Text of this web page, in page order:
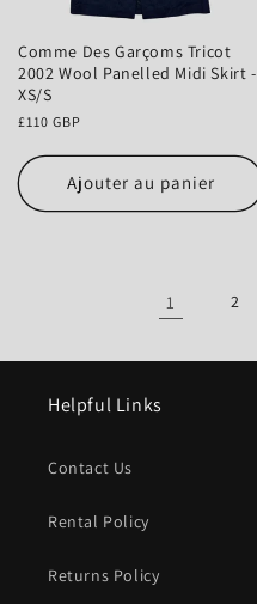
Comme Des Garçoms Tricot
2002 Wool Panelled Midi Skirt -
XS/S
Prix
£110 GBP
Ajouter au panier
1 2
Helpful Links
Contact Us
Rental Policy
Returns Policy